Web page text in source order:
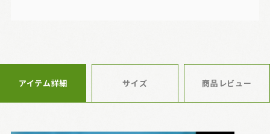
アイテム詳細 サイズ 商品レビュー